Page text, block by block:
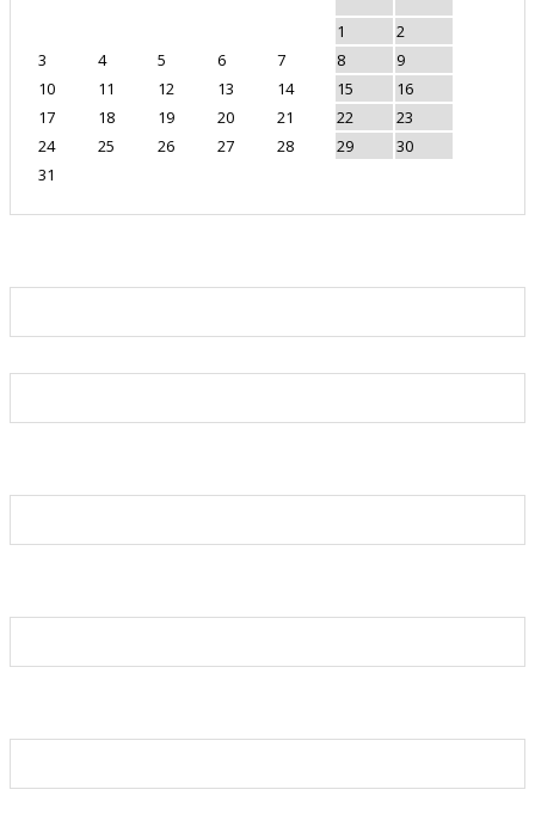
1
2
3
4 5 6 7 8
9
10
11 12 13 14 15
16
17
18 19 20 21 22
23
24
25 26 27 28 29
30
31